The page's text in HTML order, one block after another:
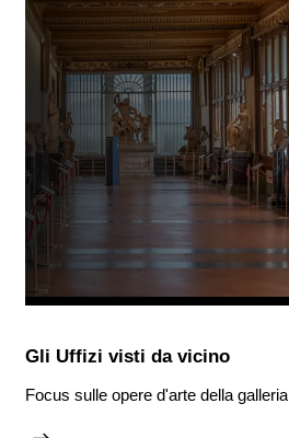
Gli Uffizi visti da vicino
Focus sulle opere d'arte della galleria